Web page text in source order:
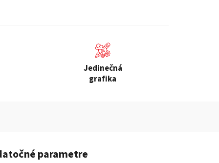
Jedinečná
grafika
parametre